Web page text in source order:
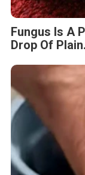
Fungus Is A
Drop Of